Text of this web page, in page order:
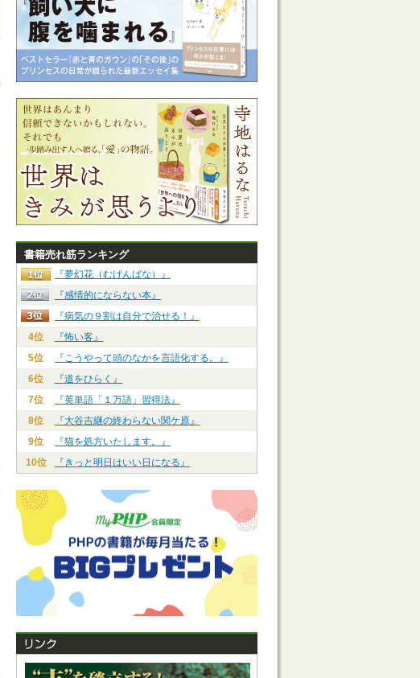
書籍売れ筋ランキング
『夢幻花（むげんばな）』
『感情的にならない本』
『病気の９割は自分で治せる！』
4位
『怖い客』
5位
『こうやって頭のなかを言語化する。』
6位
『道をひらく』
7位
『英単語「１万語」習得法』
8位
『大谷吉継の終わらない関ケ原』
9位
『猫を処方いたします。』
10位
『きっと明日はいい日になる』